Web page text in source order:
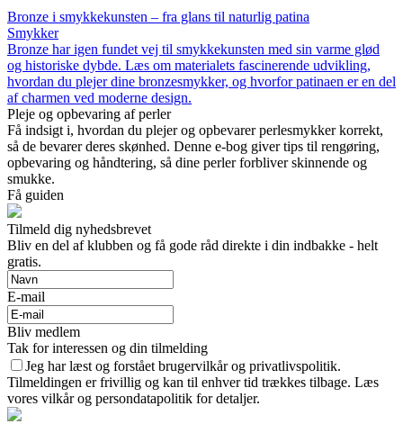
Bronze i smykkekunsten – fra glans til naturlig patina
Smykker
Bronze har igen fundet vej til smykkekunsten med sin varme glød
og historiske dybde. Læs om materialets fascinerende udvikling,
hvordan du plejer dine bronzesmykker, og hvorfor patinaen er en del
af charmen ved moderne design.
Pleje og opbevaring af perler
Få indsigt i, hvordan du plejer og opbevarer perlesmykker korrekt,
så de bevarer deres skønhed. Denne e-bog giver tips til rengøring,
opbevaring og håndtering, så dine perler forbliver skinnende og
smukke.
Få guiden
Tilmeld dig nyhedsbrevet
Bliv en del af klubben og få gode råd direkte i din indbakke - helt
gratis.
E-mail
Bliv medlem
Tak for interessen og din tilmelding
Jeg har læst og forstået brugervilkår og privatlivspolitik.
Tilmeldingen er frivillig og kan til enhver tid trækkes tilbage. Læs
vores vilkår og persondatapolitik for detaljer.